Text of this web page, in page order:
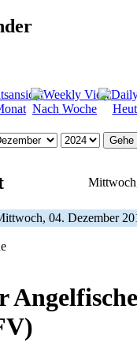
Nach Woche
Gehe
04. Dezember